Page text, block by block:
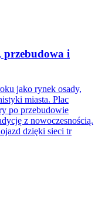
przebudowa i
jako rynek osady,
miasta. Plac
po przebudowie
z nowoczesnością.
dzięki sieci tr